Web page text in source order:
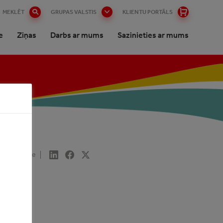
MEKLĒT GRUPAS VALSTIS KLIENTU PORTĀLS
Ziņas Darbs ar mums Sazinieties ar mums
Share